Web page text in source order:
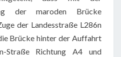
der maroden Brücke
der Landesstraße L286n
Brücke hinter der Auffahrt
Straße Richtung A4 und